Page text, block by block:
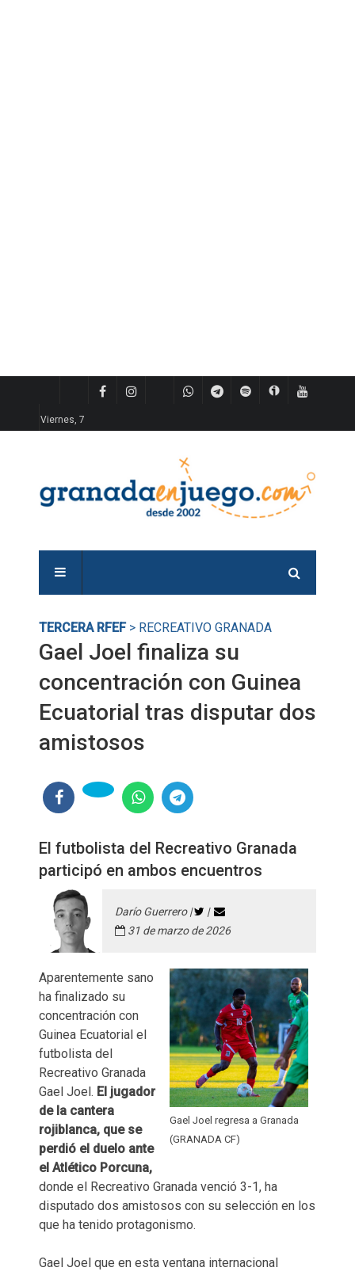
Viernes, 7
TERCERA RFEF> RECREATIVO GRANADA
Gael Joel finaliza su
concentración con Guinea
Ecuatorial tras disputar dos
amistosos
El futbolista del Recreativo Granada
participó en ambos encuentros
Darío Guerrero |
|
31 de marzo de 2026
Gael Joel regresa a Granada
(GRANADA CF)
Aparentemente sano
ha finalizado su
concentración con
Guinea Ecuatorial el
futbolista del
Recreativo Granada
Gael Joel. El jugador
de la cantera
rojiblanca, que se
perdió el duelo ante
el Atlético Porcuna,
donde el Recreativo Granada venció 3-1, ha
disputado dos amistosos con su selección en los
que ha tenido protagonismo.
Gael Joel que en esta ventana internacional